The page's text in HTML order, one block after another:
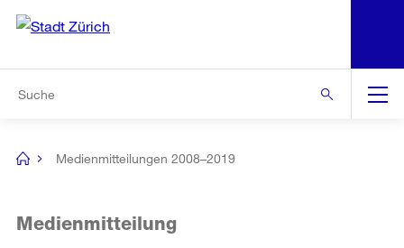
Navigation
[no
Medienmitteilungen 2008–2019
Medienmitteilung